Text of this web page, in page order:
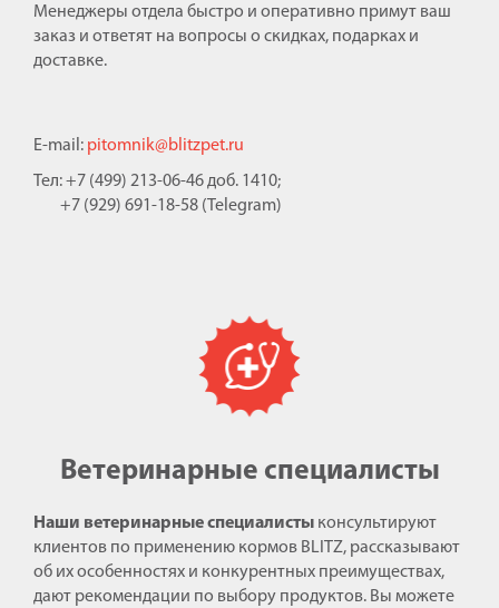
Менеджеры отдела быстро и оперативно примут ваш
заказ и ответят на вопросы о скидках, подарках и
доставке.
E-mail: pitomnik@blitzpet.ru
Тел: +7 (499) 213-06-46 доб. 1410;
+7 (929) 691-18-58 (Telegram)
Ветеринарные специалисты
Наши ветеринарные специалисты консультируют
клиентов по применению кормов BLITZ, рассказывают
об их особенностях и конкурентных преимуществах,
дают рекомендации по выбору продуктов. Вы можете